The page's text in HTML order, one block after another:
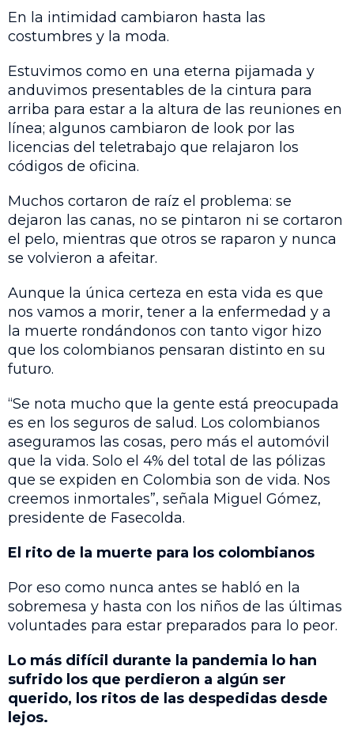
En la intimidad cambiaron hasta las
costumbres y la moda.
Estuvimos como en una eterna pijamada y
anduvimos presentables de la cintura para
arriba para estar a la altura de las reuniones en
línea; algunos cambiaron de look por las
licencias del teletrabajo que relajaron los
códigos de oficina.
Muchos cortaron de raíz el problema: se
dejaron las canas, no se pintaron ni se cortaron
el pelo, mientras que otros se raparon y nunca
se volvieron a afeitar.
Aunque la única certeza en esta vida es que
nos vamos a morir, tener a la enfermedad y a
la muerte rondándonos con tanto vigor hizo
que los colombianos pensaran distinto en su
futuro.
“Se nota mucho que la gente está preocupada
es en los seguros de salud. Los colombianos
aseguramos las cosas, pero más el automóvil
que la vida. Solo el 4% del total de las pólizas
que se expiden en Colombia son de vida. Nos
creemos inmortales”, señala Miguel Gómez,
presidente de Fasecolda.
El rito de la muerte para los colombianos
Por eso como nunca antes se habló en la
sobremesa y hasta con los niños de las últimas
voluntades para estar preparados para lo peor.
Lo más difícil durante la pandemia lo han
sufrido los que perdieron a algún ser
querido, los ritos de las despedidas desde
lejos.